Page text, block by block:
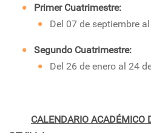
navegación
Primer Cuatrimestre:
Del 07 de septiembre
Segundo Cuatrimestre:
Del 26 de enero al 24
CALENDARIO ACADÉMICO